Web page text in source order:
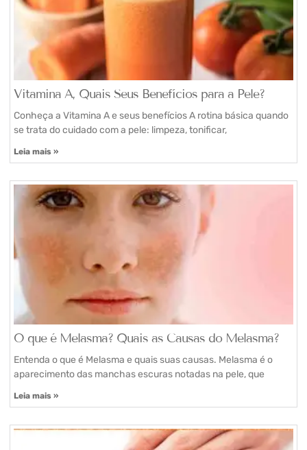
Vitamina A, Quais Seus Benefícios para a Pele?
Conheça a Vitamina A e seus benefícios A rotina básica quando
se trata do cuidado com a pele: limpeza, tonificar,
Leia mais »
O que é Melasma? Quais as Causas do Melasma?
Entenda o que é Melasma e quais suas causas. Melasma é o
aparecimento das manchas escuras notadas na pele, que
Leia mais »